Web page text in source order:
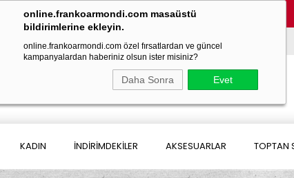
online.frankoarmondi.com masaüstü
bildirimlerine ekleyin.
online.frankoarmondi.com özel fırsatlardan ve güncel
kampanyalardan haberiniz olsun ister misiniz?
Daha Sonra Evet
KADIN İNDİRİMDEKİLER AKSESUARLAR TOPTAN